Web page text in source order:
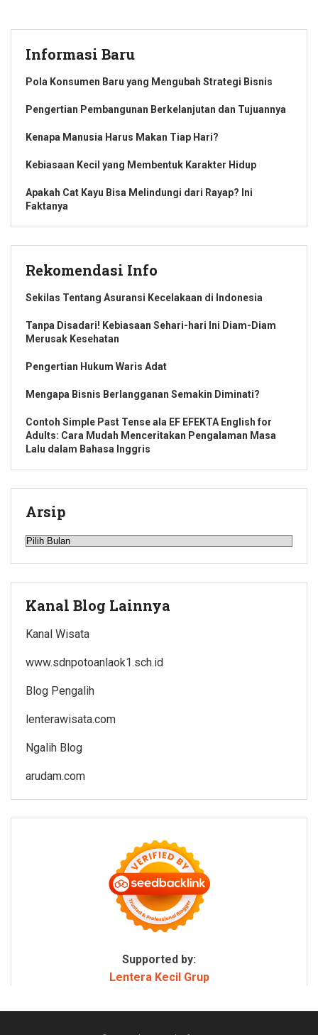
Informasi Baru
Pola Konsumen Baru yang Mengubah Strategi Bisnis
Pengertian Pembangunan Berkelanjutan dan Tujuannya
Kenapa Manusia Harus Makan Tiap Hari?
Kebiasaan Kecil yang Membentuk Karakter Hidup
Apakah Cat Kayu Bisa Melindungi dari Rayap? Ini
Faktanya
Rekomendasi Info
Sekilas Tentang Asuransi Kecelakaan di Indonesia
Tanpa Disadari! Kebiasaan Sehari-hari Ini Diam-Diam
Merusak Kesehatan
Pengertian Hukum Waris Adat
Mengapa Bisnis Berlangganan Semakin Diminati?
Contoh Simple Past Tense ala EF EFEKTA English for
Adults: Cara Mudah Menceritakan Pengalaman Masa
Lalu dalam Bahasa Inggris
Arsip
Arsip
Kanal Blog Lainnya
Kanal Wisata
www.sdnpotoanlaok1.sch.id
Blog Pengalih
lenterawisata.com
Ngalih Blog
arudam.com
Supported by:
Lentera Kecil Grup